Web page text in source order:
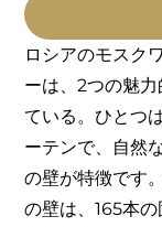
ロシアのモスク
ーは、2つの魅
ている。ひとつ
ーテンで、自然
の壁が特徴です
の壁は、165本